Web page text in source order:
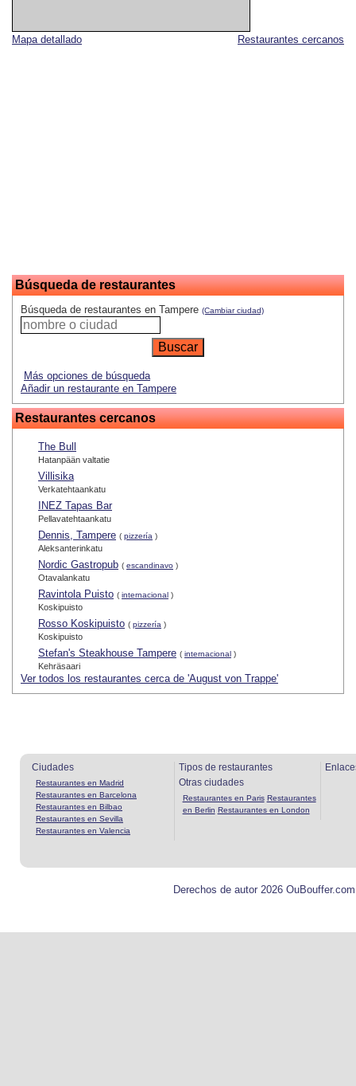
Restaurantes cercanos
Mapa detallado
Búsqueda de restaurantes
Búsqueda de restaurantes en Tampere (Cambiar ciudad)
Más opciones de búsqueda
Añadir un restaurante en Tampere
Restaurantes cercanos
The Bull
Hatanpään valtatie
Villisika
Verkatehtaankatu
INEZ Tapas Bar
Pellavatehtaankatu
Dennis, Tampere ( pizzería )
Aleksanterinkatu
Nordic Gastropub ( escandinavo )
Otavalankatu
Ravintola Puisto ( internacional )
Koskipuisto
Rosso Koskipuisto ( pizzería )
Koskipuisto
Stefan's Steakhouse Tampere ( internacional )
Kehräsaari
Ver todos los restaurantes cerca de 'August von Trappe'
Ciudades
Restaurantes en Madrid
Restaurantes en Barcelona
Restaurantes en Bilbao
Restaurantes en Sevilla
Restaurantes en Valencia
Tipos de restaurantes
Otras ciudades
Restaurantes en Paris Restaurantes
en Berlin Restaurantes en London
Derechos de autor 2026